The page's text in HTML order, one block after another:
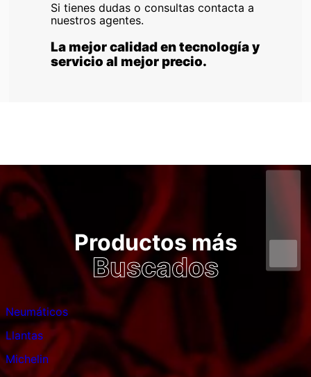
Si tienes dudas o consultas contacta a
nuestros agentes.
La mejor calidad en tecnología y
servicio al mejor precio.
Productos más
Buscados
Neumáticos
Llantas
Michelin